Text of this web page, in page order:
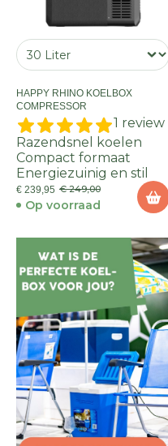
HAPPY RHINO KOELBOX
COMPRESSOR
1 review
Razendsnel koelen
Compact formaat
Energiezuinig en stil
€ 239,95 € 249,00
Op voorraad